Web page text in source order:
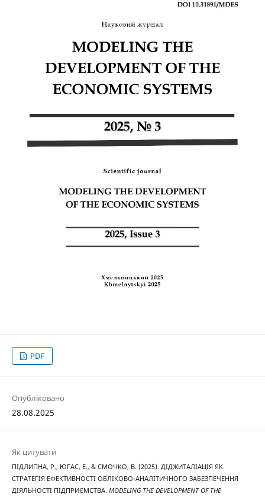
PDF
Опубліковано
28.08.2025
Як цитувати
ПІДЛИПНА, Р., ЮГАС, Е., & СМОЧКО, В. (2025). ДІДЖИТАЛІАЦІЯ ЯК
СТРАТЕГІЯ ЕФЕКТИВНОСТІ ОБЛІКОВО-АНАЛІТИЧНОГО ЗАБЕЗПЕЧЕННЯ
ДІЯЛЬНОСТІ ПІДПРИЄМСТВА. MODELING THE DEVELOPMENT OF THE